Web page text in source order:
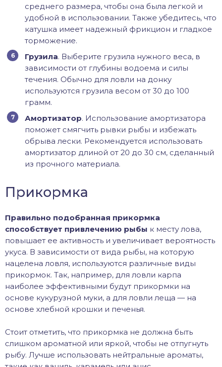
среднего размера, чтобы она была легкой и
удобной в использовании. Также убедитесь, что
катушка имеет надежный фрикцион и гладкое
торможение.
Грузила. Выберите грузила нужного веса, в
зависимости от глубины водоема и силы
течения. Обычно для ловли на донку
используются грузила весом от 30 до 100
грамм.
Амортизатор. Использование амортизатора
поможет смягчить рывки рыбы и избежать
обрыва лески. Рекомендуется использовать
амортизатор длиной от 20 до 30 см, сделанный
из прочного материала.
Прикормка
Правильно подобранная прикормка
способствует привлечению рыбы к месту лова,
повышает ее активность и увеличивает вероятность
укуса. В зависимости от вида рыбы, на которую
нацелена ловля, используются различные виды
прикормок. Так, например, для ловли карпа
наиболее эффективными будут прикормки на
основе кукурузной муки, а для ловли леща — на
основе хлебной крошки и печенья.
Стоит отметить, что прикормка не должна быть
слишком ароматной или яркой, чтобы не отпугнуть
рыбу. Лучше использовать нейтральные ароматы,